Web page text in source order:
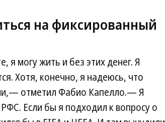
на фиксированный
я могу жить и без этих денег. Я
Хотя, конечно, я надеюсь, что
отметил Фабио Капелло.— Я
Если бы я подходил к вопросу о